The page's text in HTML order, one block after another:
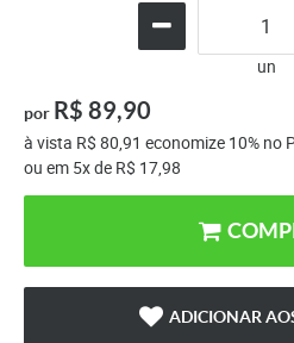
un
por R$ 89,90
à vista R$ 80,91 economize 10% no
ou em 5xde R$ 17,98
ADICIONAR